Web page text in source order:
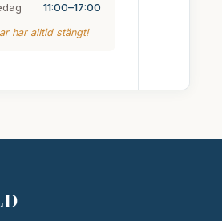
11:00–17:00
har alltid stängt!